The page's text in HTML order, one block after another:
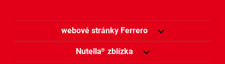
webové stránky Ferrero
Nutella® zblízka